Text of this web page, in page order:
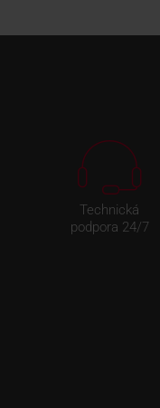
Technická
podpora 24/7